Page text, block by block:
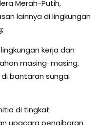
Merah-Putih,
lainnya di lingkungan
kerja dan
masing-masing,
bantaran sungai
di tingkat
upacara pengibaran